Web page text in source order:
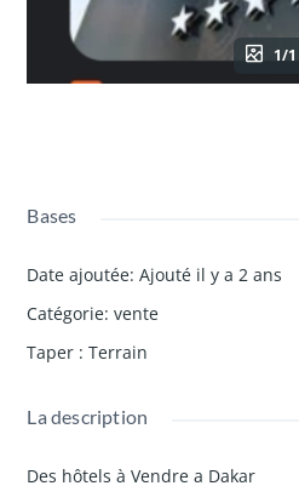
1/1
Bases
Date ajoutée: Ajouté il y a 2 ans
Catégorie: vente
Taper : Terrain
La description
Des hôtels à Vendre a Dakar